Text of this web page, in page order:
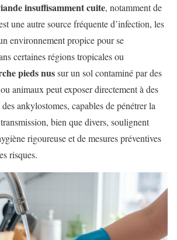
insuffisamment cuite, notamment de
une autre source fréquente d’infection, les
environnement propice pour se
certaines régions tropicales ou
pieds nussur un sol contaminé par des
animaux peut exposer directement à des
ankylostomes, capables de pénétrer la
bien que divers, soulignent
rigoureuse et de mesures préventives
risques.